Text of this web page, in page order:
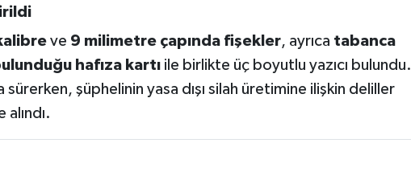
ve 9 milimetre çapında fişekler, ayrıca tabanca
hafıza kartıile birlikte üç boyutlu yazıcı bulundu.
şüphelinin yasa dışı silah üretimine ilişkin deliller